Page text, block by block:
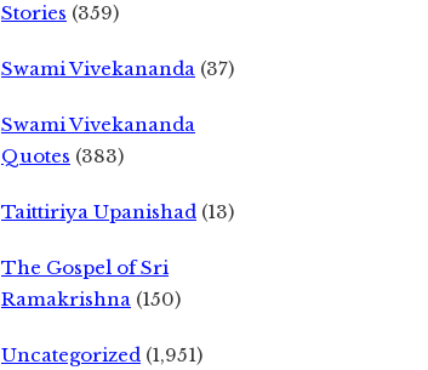
Stories (359)
Swami Vivekananda (37)
Swami Vivekananda
Quotes (383)
Taittiriya Upanishad (13)
The Gospel of Sri
Ramakrishna (150)
Uncategorized (1,951)